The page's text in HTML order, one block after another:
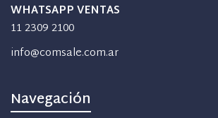
WHATSAPP VENTAS
11 2309 2100
info@comsale.com.ar
Navegación